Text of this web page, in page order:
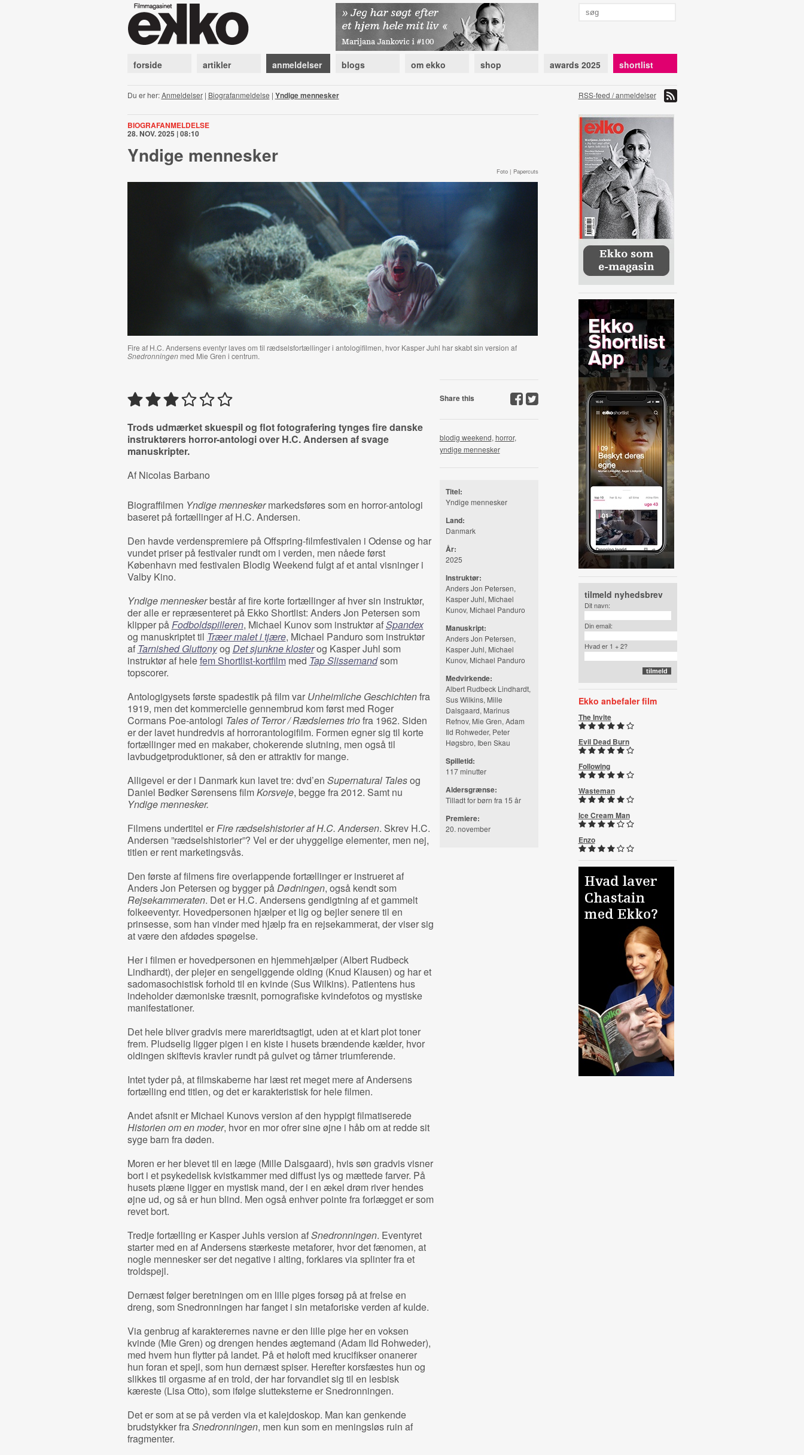
forside artikler anmeldelser blogs om ekko shop awards 2025 shortlist
Du er her:Anmeldelser| Biografanmeldelse | Yndige mennesker RSS-feed / anmeldelser
BIOGRAFANMELDELSE
28. NOV. 2025 | 08:10
Yndige mennesker
Foto | Papercuts
Fire af H.C. Andersens eventyr laves om til rædselsfortællinger i antologifilmen, hvor Kasper Juhl har skabt sin version af
Snedronningenmed Mie Gren i centrum.
Trods udmærket skuespil og flot fotografering tynges fire danske
instruktørers horror-antologi over H.C. Andersen af svage
manuskripter.
Af Nicolas Barbano
Biograffilmen Yndige menneskermarkedsføres som en horror-antologi
baseret på fortællinger af H.C. Andersen.
Den havde verdenspremiere på Offspring-filmfestivalen i Odense og har
vundet priser på festivaler rundt om i verden, men nåede først
København med festivalen Blodig Weekend fulgt af et antal visninger i
Valby Kino.
Yndige menneskerbestår af fire korte fortællinger af hver sin instruktør,
der alle er repræsenteret på Ekko Shortlist: Anders Jon Petersen som
klipper påFodboldspilleren, Michael Kunov som instruktør afSpandex
og manuskriptet til Træer malet i tjære, Michael Panduro som instruktør
af Tarnished Gluttonyog Det sjunkne klosterog Kasper Juhl som
instruktør af helefem Shortlist-kortfilmmed Tap Slissemandsom
topscorer.
Antologigysets første spadestik på film var Unheimliche Geschichtenfra
1919, men det kommercielle gennembrud kom først med Roger
Cormans Poe-antologi Tales of Terror / Rædslernes triofra 1962. Siden
er der lavet hundredvis af horrorantologifilm. Formen egner sig til korte
fortællinger med en makaber, chokerende slutning, men også til
lavbudgetproduktioner, så den er attraktiv for mange.
Alligevel er der i Danmark kun lavet tre: dvd’en Supernatural Talesog
Daniel Bødker Sørensens filmKorsveje, begge fra 2012. Samt nu
Yndige mennesker.
Filmens undertitel erFire rædselshistorier af H.C. Andersen. Skrev H.C.
Andersen ”rædselshistorier”? Vel er der uhyggelige elementer, men nej,
titlen er rent marketingsvås.
Den første af filmens fire overlappende fortællinger er instrueret af
Anders Jon Petersen og bygger påDødningen, også kendt som
Rejsekammeraten. Det er H.C. Andersens gendigtning af et gammelt
folkeeventyr. Hovedpersonen hjælper et lig og bejler senere til en
prinsesse, som han vinder med hjælp fra en rejsekammerat, der viser sig
at være den afdødes spøgelse.
Her i filmen er hovedpersonen en hjemmehjælper (Albert Rudbeck
Lindhardt), der plejer en sengeliggende olding (Knud Klausen) og har et
sadomasochistisk forhold til en kvinde (Sus Wilkins). Patientens hus
indeholder dæmoniske træsnit, pornografiske kvindefotos og mystiske
manifestationer.
Det hele bliver gradvis mere mareridtsagtigt, uden at et klart plot toner
frem. Pludselig ligger pigen i en kiste i husets brændende kælder, hvor
oldingen skiftevis kravler rundt på gulvet og tårner triumferende.
Intet tyder på, at filmskaberne har læst ret meget mere af Andersens
fortælling end titlen, og det er karakteristisk for hele filmen.
Andet afsnit er Michael Kunovs version af den hyppigt filmatiserede
Historien om en moder, hvor en mor ofrer sine øjne i håb om at redde sit
syge barn fra døden.
Moren er her blevet til en læge (Mille Dalsgaard), hvis søn gradvis visner
bort i et psykedelisk kvistkammer med diffust lys og mættede farver. På
husets plæne ligger en mystisk mand, der i en ækel drøm river hendes
øjne ud, og så er hun blind. Men også enhver pointe fra forlægget er som
revet bort.
Tredje fortælling er Kasper Juhls version afSnedronningen. Eventyret
starter med en af Andersens stærkeste metaforer, hvor det fænomen, at
nogle mennesker ser det negative i alting, forklares via splinter fra et
troldspejl.
Dernæst følger beretningen om en lille piges forsøg på at frelse en
dreng, som Snedronningen har fanget i sin metaforiske verden af kulde.
Via genbrug af karakterernes navne er den lille pige her en voksen
kvinde (Mie Gren) og drengen hendes ægtemand (Adam Ild Rohweder),
med hvem hun flytter på landet. På et høloft med krucifikser onanerer
hun foran et spejl, som hun dernæst spiser. Herefter korsfæstes hun og
slikkes til orgasme af en trold, der har forvandlet sig til en lesbisk
kæreste (Lisa Otto), som ifølge slutteksterne er Snedronningen.
Det er som at se på verden via et kalejdoskop. Man kan genkende
brudstykker fraSnedronningen, men kun som en meningsløs ruin af
fragmenter.
Share this
blodig weekend, horror,
yndige mennesker
Titel:
Yndige mennesker
Land:
Danmark
År:
2025
Instruktør:
Anders Jon Petersen,
Kasper Juhl, Michael
Kunov, Michael Panduro
Manuskript:
Anders Jon Petersen,
Kasper Juhl, Michael
Kunov, Michael Panduro
Medvirkende:
Albert Rudbeck Lindhardt,
Sus Wilkins, Mille
Dalsgaard, Marinus
Refnov, Mie Gren, Adam
Ild Rohweder, Peter
Høgsbro, Iben Skau
Spilletid:
117 minutter
Aldersgrænse:
Tilladt for børn fra 15 år
Premiere:
20. november
tilmeld nyhedsbrev
Dit navn:
Din email:
Hvad er 1 + 2?
Ekko anbefaler film
The Invite
Evil Dead Burn
Following
Wasteman
Ice Cream Man
Enzo